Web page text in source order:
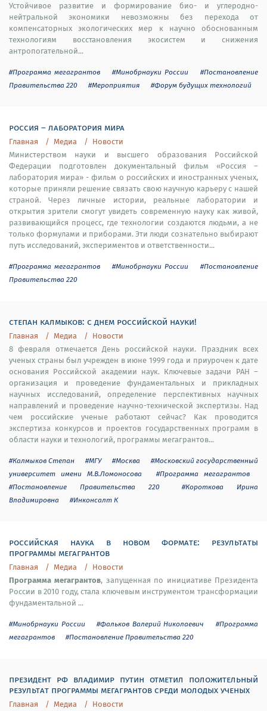
Устойчивое развитие и формирование био- и углеродно-
нейтральной экономики невозможны без перехода от
компенсаторных экологических мер к научно обоснованным
технологиям восстановления экосистем и снижения
антропогательной...
#Программа мегагрантов #Минобрнауки России
#Постановление
Правительства 220
#Мероприятия #Форум будущих технологий
россия – лаборатория мира
Главная Медиа
Новости
Министерством науки и высшего образования Российской
Федерации подготовлен документальный фильм «Россия –
лаборатория мира» - фильм о российских и иностранных ученых,
которые приняли решение связать свою научную карьеру с нашей
страной. Через личные истории, реальные лаборатории и
открытия зрители смогут увидеть современную науку как живой,
развивающийся процесс, где технологии создаются людьми, а не
только формулами и приборами. Эти люди сознательно выбирают
путь исследований, экспериментов и ответственности...
#Программа мегагрантов #Минобрнауки России
#Постановление
Правительства 220
степан калмыков: с днем российской науки!
Главная Медиа
Новости
8 февраля отмечается День российской науки. Праздник всех
ученых страны был учрежден в июне 1999 года и приурочен к дате
основания Российской академии наук. Ключевые задачи РАН –
организация и проведение фундаментальных и прикладных
научных исследований, определение перспективных научных
направлений и проведение научно-технической экспертизы. Над
чем российские ученые работают сейчас? Как проводится
экспертиза конкурсов и проектов государственных программ в
области науки и технологий, программы мегагрантов...
#Калмыков Степан #МГУ #Москва
#Московский государственный
университет имени М.В.Ломоносова
#Программа мегагрантов
#Постановление Правительства 220
#Короткова Ирина
Владимировна
#Инконсалт К
российская наука в новом формате: результаты
программы мегагрантов
Главная Медиа Новости
Программа мегагрантов, запущенная по инициативе Президента
России в 2010 году, стала ключевым инструментом трансформации
фундаментальной ...
#Минобрнауки России #Фальков Валерий Николаевич
#Программа
мегагрантов
#Постановление Правительства 220
президент рф владимир путин отметил положительный
результат программы мегагрантов среди молодых ученых
Главная Медиа
Новости